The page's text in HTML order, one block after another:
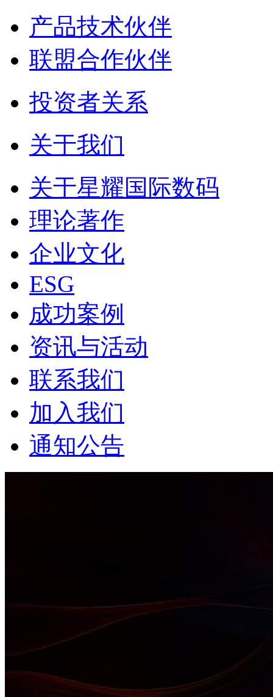
产品技术伙伴
联盟合作伙伴
投资者关系
关于我们
关于星耀国际数码
理论著作
企业文化
ESG
成功案例
资讯与活动
联系我们
加入我们
通知公告